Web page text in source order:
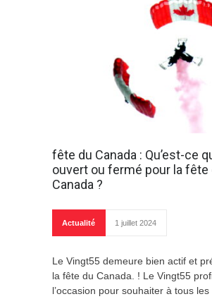
fête du Canada : Qu’est-ce
ouvert ou fermé pour la fête
Canada ?
Actualité 1 juillet 2024
Le Vingt55 demeure bien actif et
la fête du Canada. ! Le Vingt55
l’occasion pour souhaiter à tous les